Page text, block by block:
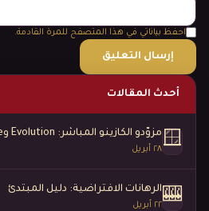
احفظ بياناتي في هذا المتصفح للمرة القادمة.
أحدث المقالات
🪟 مزوّدو الكازينو المباشر: Evolution وPragmatic Live
٢٨ أبريل
🎰الرهانات الافتراضية: دليل المبتدئ
٢٢ أبريل